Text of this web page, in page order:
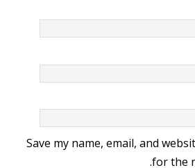
Save my name, email, and
for the